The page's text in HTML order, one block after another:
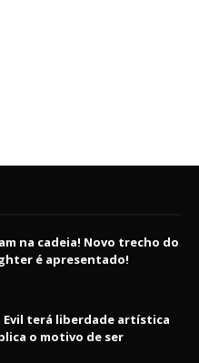
na cadeia! Novo trecho do
é apresentado!
Evil terá liberdade artística
o motivo de ser